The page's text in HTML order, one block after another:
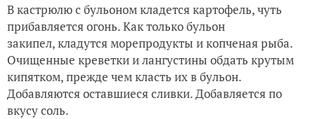
В кастрюлю с бульоном кладется картофель, чуть
прибавляется огонь. Как только бульон
закипел, кладутся морепродукты и копченая рыба.
Очищенные креветки и лангустины обдать крутым
кипятком, прежде чем класть их в бульон.
Добавляются оставшиеся сливки. Добавляется по
вкусу соль.